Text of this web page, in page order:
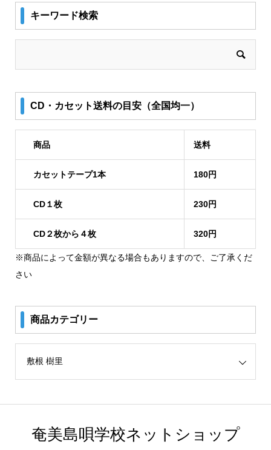
キーワード検索
CD・カセット送料の目安（全国均一）
商品 送料
カセットテープ1本 180円
CD１枚 230円
CD２枚から４枚 320円
※商品によって金額が異なる場合もありますので、ご了承くだ
さい
商品カテゴリー
奄美島唄学校ネットショップ